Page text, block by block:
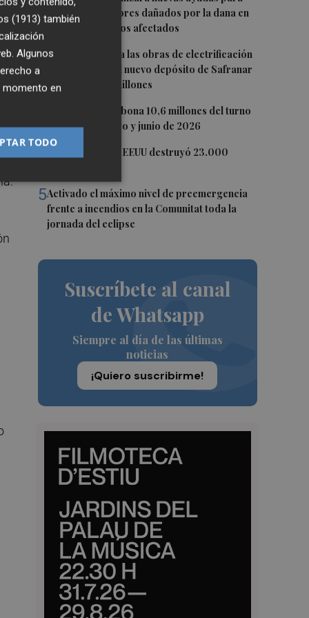
reparar ascensores dañados por la dana en
todos los edificios afectados
2La EMT adjudica las obras de electrificación
de cocheras y el nuevo depósito de Safranar
por más de 10 millones
La Generalitat abona 10,6 millones del turno
de oficio de mayo y junio de 2026
4 La economía de EEUU destruyó 23.000
5Activado el máximo nivel de preemergencia
frente a incendios en la Comunitat toda la
jornada del eclipse
Suscríbete al canal
de Whatsapp
Siempre al día de las últimas
noticias
¡Quiero suscribirme!
(1913) también
Algunos
a
momento en
TODO